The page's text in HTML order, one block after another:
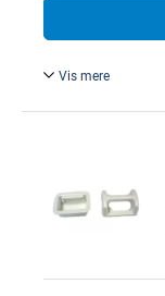
Vis mere
Sort.